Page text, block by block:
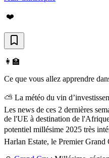
❤️
👩‍🏫
Ce que vous allez apprendre
⛅ La météo du vin
Les news de ces 2 dernières
de l'UE à destination de
potentiel millésime 2025 très
Harlan Estate, le Premier Grand